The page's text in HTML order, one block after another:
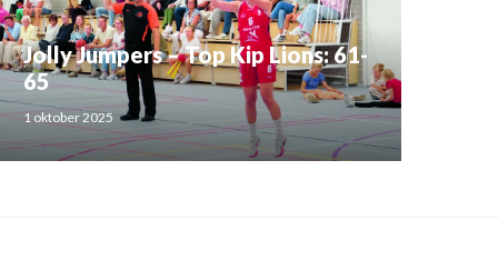
Jolly Jumpers – Top Kip Lions: 61-
65
1 oktober 2025